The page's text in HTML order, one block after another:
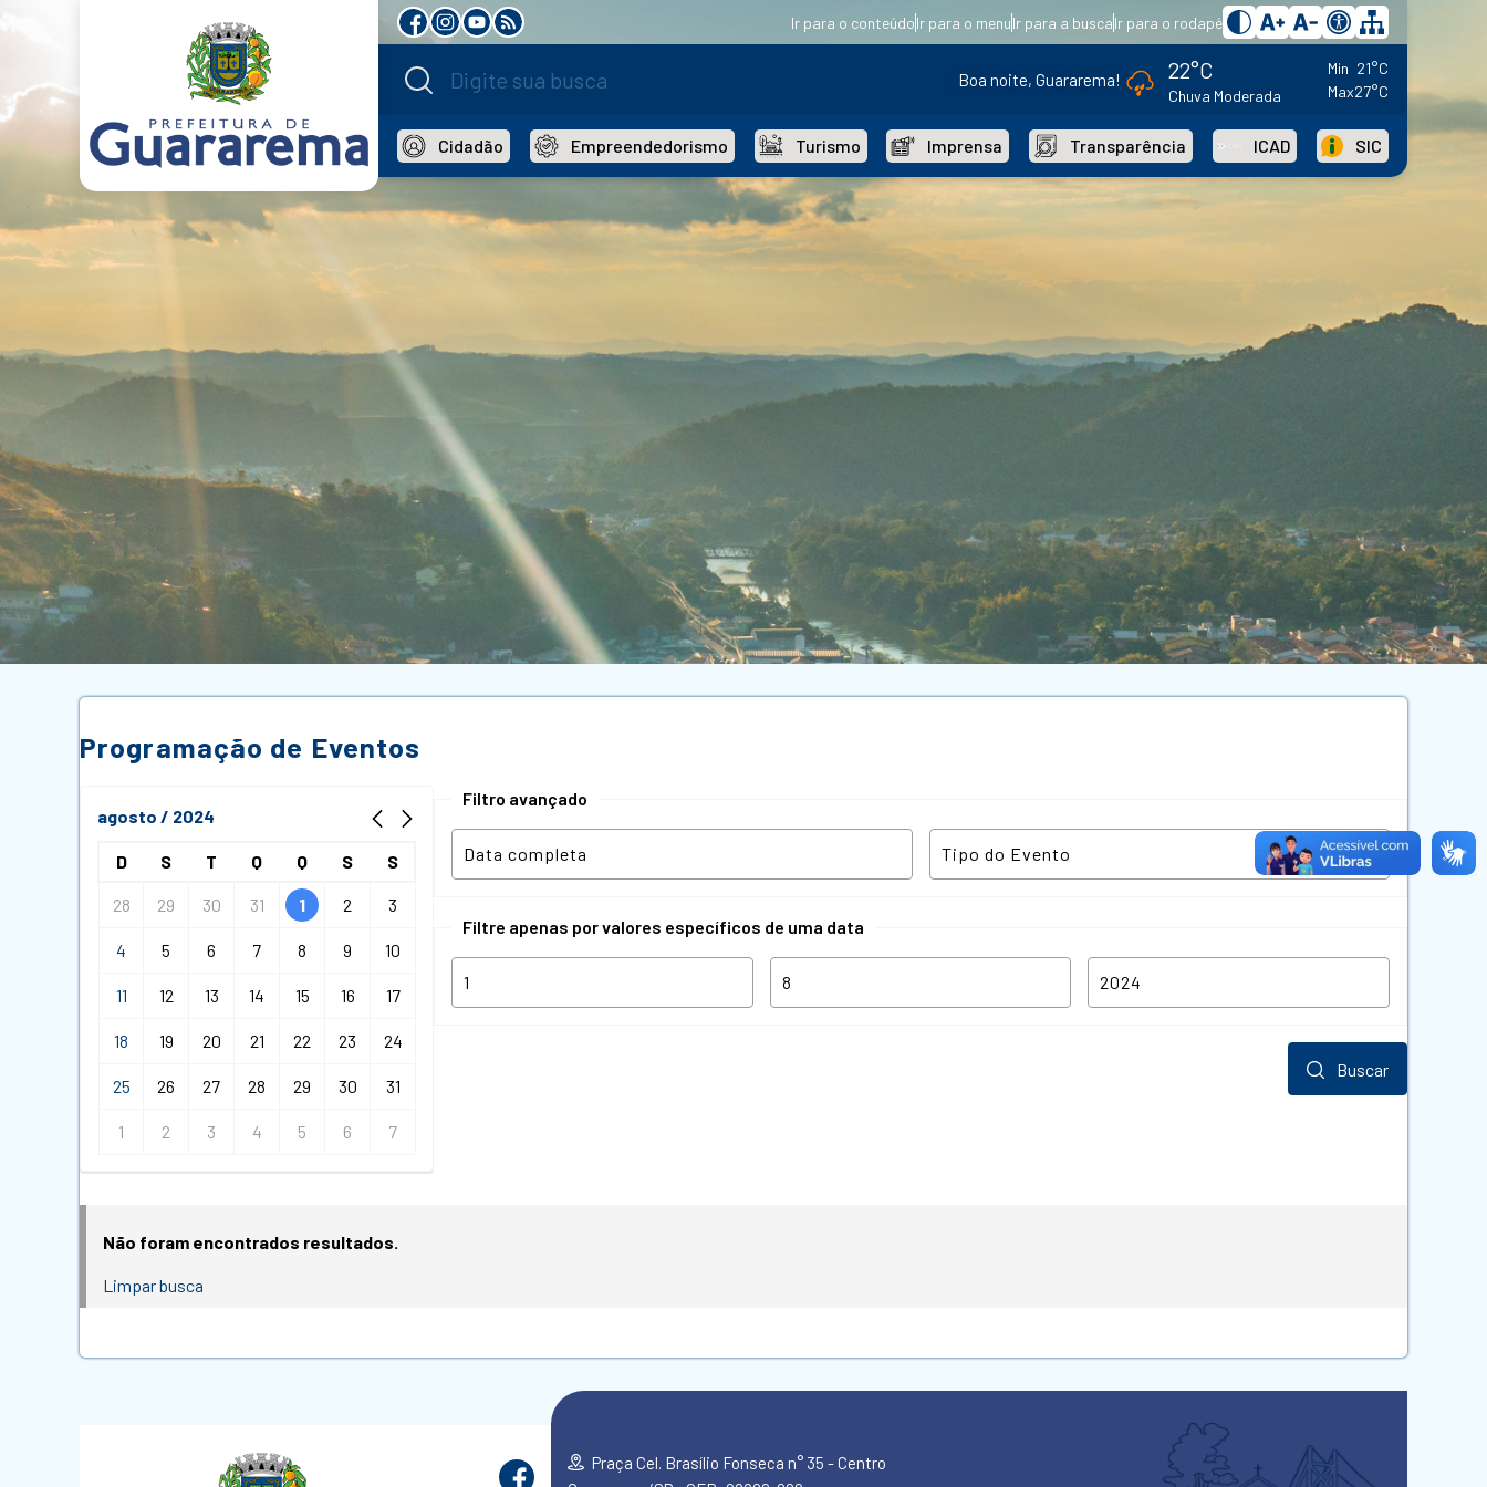
Ir para o conteúdoIr para o menuIr para a buscaIr para o rodapé
Boa noite, Guararema! 22°C
Chuva Moderada
Min 21°C
Max27°C
Cidadão Empreendedorismo Turismo Imprensa Transparência ICAD SIC
Programação de Eventos
agosto / 2024
D S T Q Q S S
28 29 30 31 1 2 3
4 5 6 7 8 9 10
11 12 13 14 15 16 17
18 19 20 21 22 23 24
25 26 27 28 29 30 31
1 2 3 4 5 6 7
Filtro avançado
Filtre apenas por valores específicos de uma data
Buscar
Não foram encontrados resultados.
Limpar busca
Praça Cel. Brasílio Fonseca n° 35 - Centro